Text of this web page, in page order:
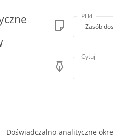
Pliki
Zasób
Cytuj
Doświadczalno-analityczne